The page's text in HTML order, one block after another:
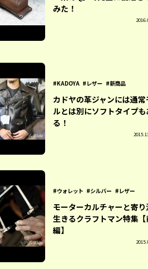
みた！
KADOYA レザー 新商品
カドヤの革ジャンには通常
ルとは別にソフトタイプも
る！
ウォレット シルバー レザー
モーターカルチャーと寄り
生きるクラフトマン特集【
編】